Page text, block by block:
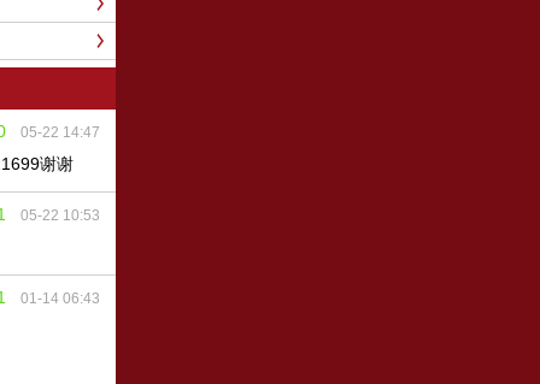
05-22 14:47
谢谢
05-22 10:53
01-14 06:43